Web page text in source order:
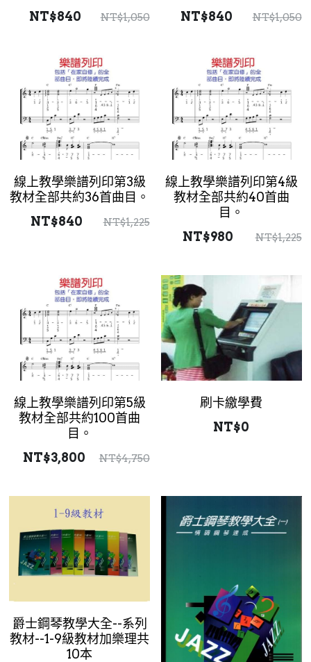
三級課程
五級課程
六級課程
七級課程
八級課程
3級樂譜
5級樂譜
6級樂譜
7級樂譜
8級樂譜
NT$840
NT$1,050
NT$840
NT$1,050
線上教學樂譜列印第3級
教材全部共約36首曲目。
NT$840
NT$1,225
線上教學樂譜列印第4級
教材全部共約40首曲
目。
NT$980
NT$1,225
線上教學樂譜列印第5級
教材全部共約100首曲
目。
NT$3,800
NT$4,750
刷卡繳學費
NT$0
爵士鋼琴教學大全--系列
教材--1-9級教材加樂理共
10本